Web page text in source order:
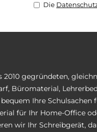
Die
gegründeten,
Büromaterial,
Ihre Schulsachen
für Ihr Home-Office
wir Ihr Schreibgerät,